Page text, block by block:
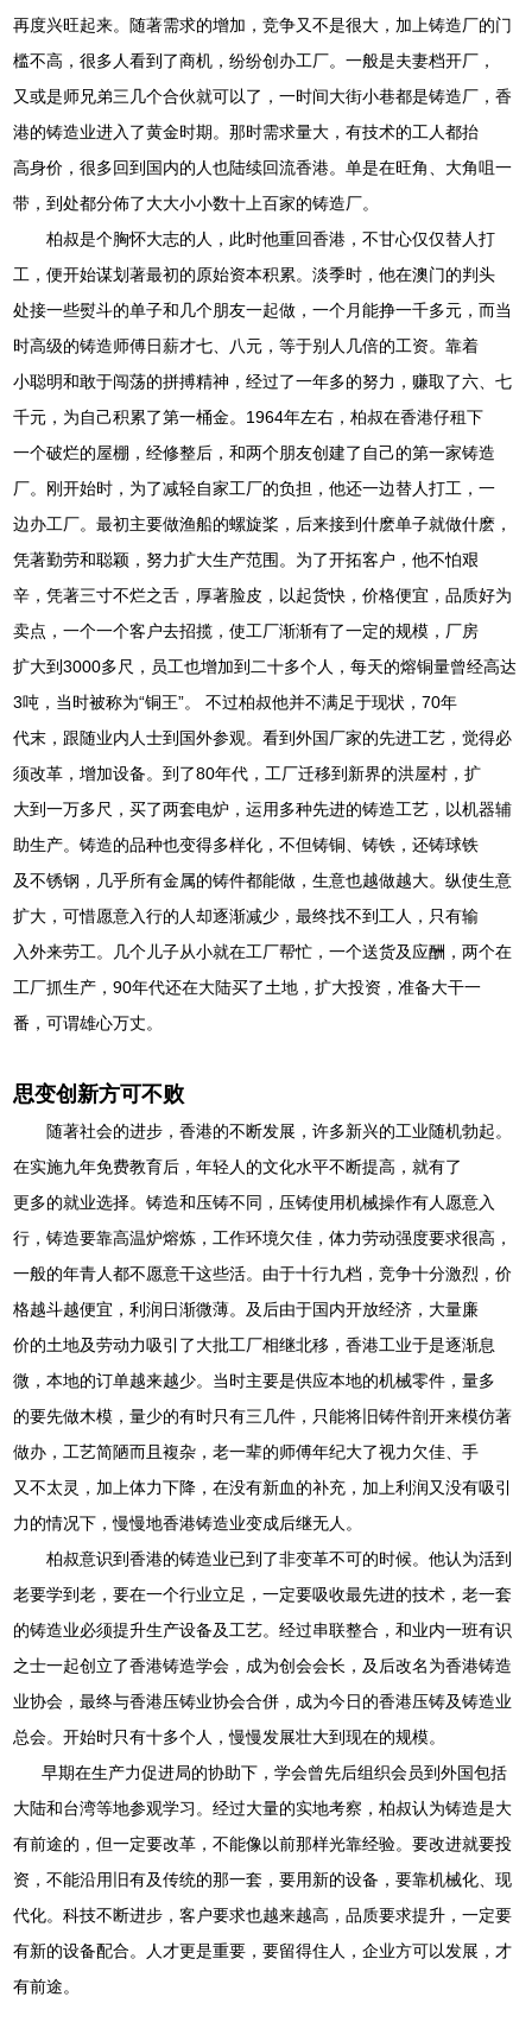
再度兴旺起来。随著需求的增加，竞争又不是很大，加上铸造厂的门
槛不高，很多人看到了商机，纷纷创办工厂。一般是夫妻档开厂，
又或是师兄弟三几个合伙就可以了，一时间大街小巷都是铸造厂，香
港的铸造业进入了黄金时期。那时需求量大，有技术的工人都抬
高身价，很多回到国内的人也陆续回流香港。单是在旺角、大角咀一
带，到处都分佈了大大小小数十上百家的铸造厂。
柏叔是个胸怀大志的人，此时他重回香港，不甘心仅仅替人打
工，便开始谋划著最初的原始资本积累。淡季时，他在澳门的判头
处接一些熨斗的单子和几个朋友一起做，一个月能挣一千多元，而当
时高级的铸造师傅日薪才七、八元，等于别人几倍的工资。靠着
小聪明和敢于闯荡的拼搏精神，经过了一年多的努力，赚取了六、七
千元，为自己积累了第一桶金。1964年左右，柏叔在香港仔租下
一个破烂的屋棚，经修整后，和两个朋友创建了自己的第一家铸造
厂。刚开始时，为了减轻自家工厂的负担，他还一边替人打工，一
边办工厂。最初主要做渔船的螺旋桨，后来接到什麽单子就做什麽，
凭著勤劳和聪颖，努力扩大生产范围。为了开拓客户，他不怕艰
辛，凭著三寸不烂之舌，厚著脸皮，以起货快，价格便宜，品质好为
卖点，一个一个客户去招揽，使工厂渐渐有了一定的规模，厂房
扩大到3000多尺，员工也增加到二十多个人，每天的熔铜量曾经高达
3吨，当时被称为“铜王”。 不过柏叔他并不满足于现状，70年
代末，跟随业内人士到国外参观。看到外国厂家的先进工艺，觉得必
须改革，增加设备。到了80年代，工厂迁移到新界的洪屋村，扩
大到一万多尺，买了两套电炉，运用多种先进的铸造工艺，以机器辅
助生产。铸造的品种也变得多样化，不但铸铜、铸铁，还铸球铁
及不锈钢，几乎所有金属的铸件都能做，生意也越做越大。纵使生意
扩大，可惜愿意入行的人却逐渐减少，最终找不到工人，只有输
入外来劳工。几个儿子从小就在工厂帮忙，一个送货及应酬，两个在
工厂抓生产，90年代还在大陆买了土地，扩大投资，准备大干一
番，可谓雄心万丈。
思变创新方可不败
随著社会的进步，香港的不断发展，许多新兴的工业随机勃起。
在实施九年免费教育后，年轻人的文化水平不断提高，就有了
更多的就业选择。铸造和压铸不同，压铸使用机械操作有人愿意入
行，铸造要靠高温炉熔炼，工作环境欠佳，体力劳动强度要求很高，
一般的年青人都不愿意干这些活。由于十行九档，竞争十分激烈，价
格越斗越便宜，利润日渐微薄。及后由于国内开放经济，大量廉
价的土地及劳动力吸引了大批工厂相继北移，香港工业于是逐渐息
微，本地的订单越来越少。当时主要是供应本地的机械零件，量多
的要先做木模，量少的有时只有三几件，只能将旧铸件剖开来模仿著
做办，工艺简陋而且複杂，老一辈的师傅年纪大了视力欠佳、手
又不太灵，加上体力下降，在没有新血的补充，加上利润又没有吸引
力的情况下，慢慢地香港铸造业变成后继无人。
柏叔意识到香港的铸造业已到了非变革不可的时候。他认为活到
老要学到老，要在一个行业立足，一定要吸收最先进的技术，老一套
的铸造业必须提升生产设备及工艺。经过串联整合，和业内一班有识
之士一起创立了香港铸造学会，成为创会会长，及后改名为香港铸造
业协会，最终与香港压铸业协会合併，成为今日的香港压铸及铸造业
总会。开始时只有十多个人，慢慢发展壮大到现在的规模。
早期在生产力促进局的协助下，学会曾先后组织会员到外国包括
大陆和台湾等地参观学习。经过大量的实地考察，柏叔认为铸造是大
有前途的，但一定要改革，不能像以前那样光靠经验。要改进就要投
资，不能沿用旧有及传统的那一套，要用新的设备，要靠机械化、现
代化。科技不断进步，客户要求也越来越高，品质要求提升，一定要
有新的设备配合。人才更是重要，要留得住人，企业方可以发展，才
有前途。